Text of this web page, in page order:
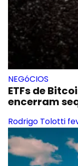
NEGóCIOS
ETFs de
encerram
Rodrigo Tolotti